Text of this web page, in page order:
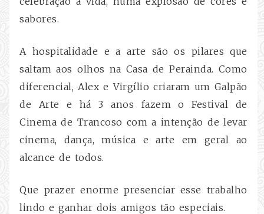
sabores.
A hospitalidade e a arte são os pilares que
saltam aos olhos na Casa de Perainda. Como
diferencial, Alex e Virgílio criaram um Galpão
de Arte e há 3 anos fazem o Festival de
Cinema de Trancoso com a intenção de levar
cinema, dança, música e arte em geral ao
alcance de todos.
Que prazer enorme presenciar esse trabalho
lindo e ganhar dois amigos tão especiais.